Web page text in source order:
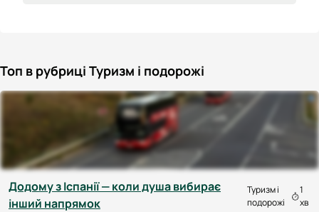
Топ в рубриці Туризм і подорожі
Додому з Іспанії — коли душа вибирає
інший напрямок
Туризм і
подорожі
1
хв